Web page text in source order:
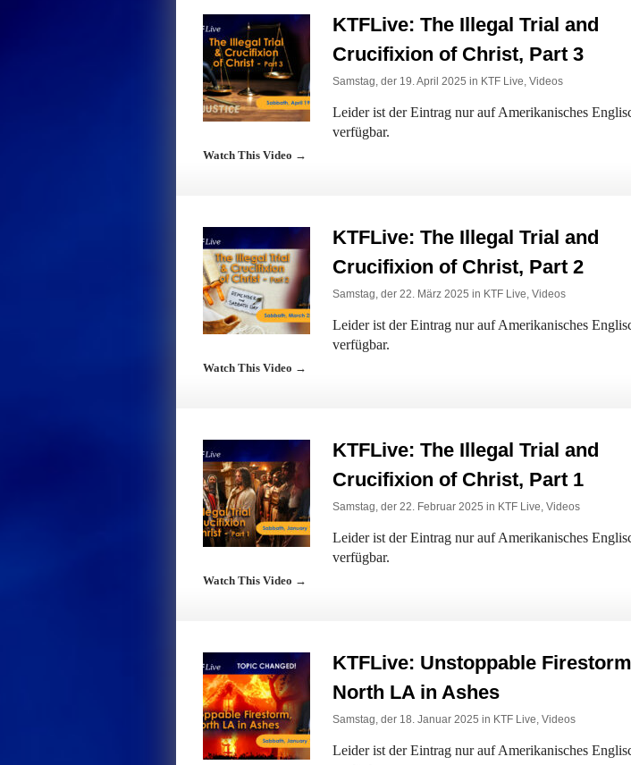
KTFLive: The Illegal Trial and
Crucifixion of Christ, Part 3
Samstag, der 19. April 2025 in KTF Live, Videos
Leider ist der Eintrag nur auf Amerikanisches
verfügbar.
Watch This Video →
KTFLive: The Illegal Trial and
Crucifixion of Christ, Part 2
Samstag, der 22. März 2025 in KTF Live, Videos
Leider ist der Eintrag nur auf Amerikanisches
verfügbar.
Watch This Video →
KTFLive: The Illegal Trial and
Crucifixion of Christ, Part 1
Samstag, der 22. Februar 2025 in KTF Live, Videos
Leider ist der Eintrag nur auf Amerikanisches
verfügbar.
Watch This Video →
KTFLive: Unstoppable
North LA in Ashes
Samstag, der 18. Januar 2025 in KTF Live, Videos
Leider ist der Eintrag nur auf Amerikanisches